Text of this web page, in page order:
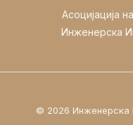
Асоцијација
Инженерска
© 2026 Инженерска